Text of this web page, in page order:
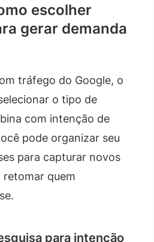
escolher
gerar demanda
tráfego do Google, o
o tipo de
com intenção de
pode organizar seu
para capturar novos
retomar quem
para intenção